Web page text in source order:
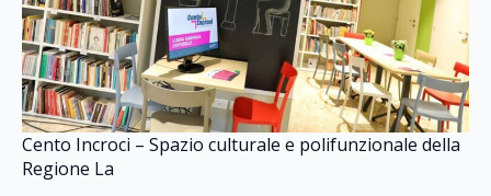
Cento Incroci – Spazio culturale e polifunzionale della
Regione La